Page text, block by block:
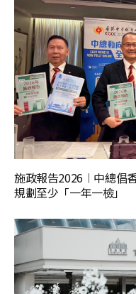
施政報告2026︱中總倡
規劃至少「一年一檢」